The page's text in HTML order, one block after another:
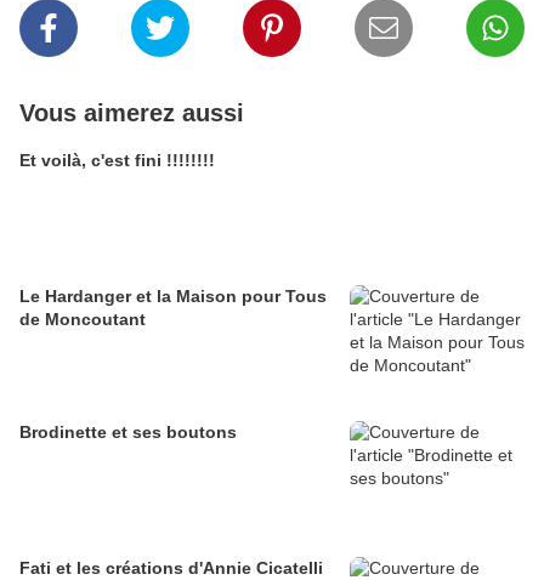
Vous aimerez aussi
Et voilà, c'est fini !!!!!!!!
Le Hardanger et la Maison pour Tous
de Moncoutant
Brodinette et ses boutons
Fati et les créations d'Annie Cicatelli